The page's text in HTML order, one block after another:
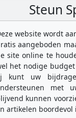
Steun
website wordt
aangeboden
site online te
het nodige
kunt uw
met
kunnen
artikelen boordevol